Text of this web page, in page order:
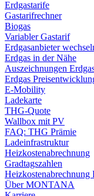
Erdgastarife
Gastarifrechner
Biogas
Variabler Gastarif
Erdgasanbieter
Erdgas in der Nähe
Auszeichnungen
Erdgas
E-Mobility
Ladekarte
THG-Quote
Wallbox mit PV
FAQ: THG Prämie
Ladeinfrastruktur
Heizkostenabrechnung
Gradtagszahlen
Heizkostenabrechnung
Über MONTANA